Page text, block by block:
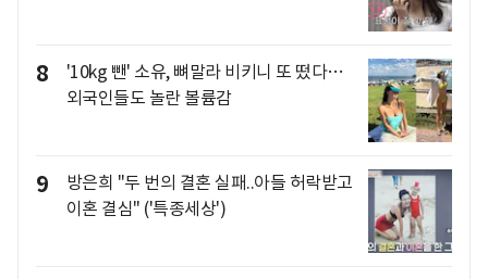
8
'10kg 뺀' 소유, 뼈말라 비키니 또 떴다…
외국인들도 놀란 볼륨감
9
방은희 "두 번의 결혼 실패..아들 허락받고
이혼 결심" ('특종세상')